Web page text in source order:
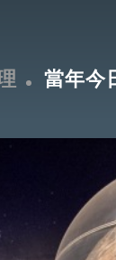
當年今